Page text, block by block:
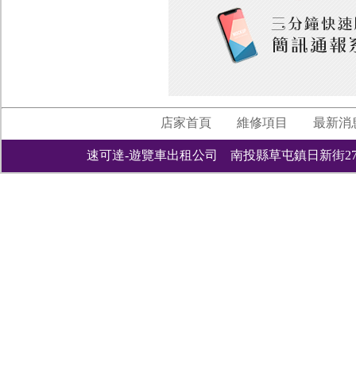
店家首頁 維修項目 最新消
速可達-遊覽車出租公司 南投縣草屯鎮日新街